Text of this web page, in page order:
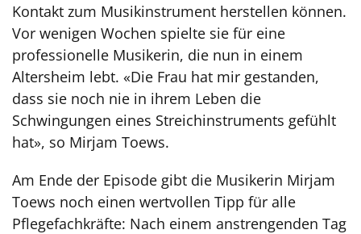
Kontakt zum Musikinstrument herstellen können.
Vor wenigen Wochen spielte sie für eine
professionelle Musikerin, die nun in einem
Altersheim lebt. «Die Frau hat mir gestanden,
dass sie noch nie in ihrem Leben die
Schwingungen eines Streichinstruments gefühlt
hat», so Mirjam Toews.
Am Ende der Episode gibt die Musikerin Mirjam
Toews noch einen wertvollen Tipp für alle
Pflegefachkräfte: Nach einem anstrengenden Tag